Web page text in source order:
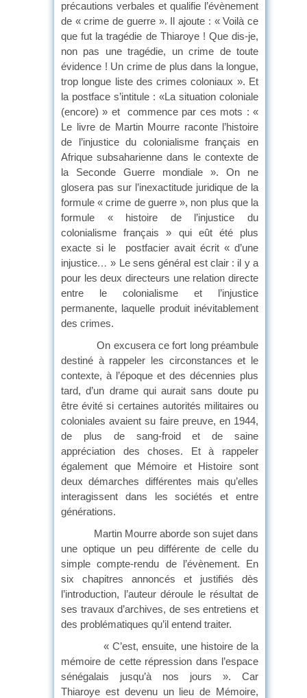
précautions verbales et qualifie l’évènement
de « crime de guerre ». Il ajoute : « Voilà ce
que fut la tragédie de Thiaroye ! Que dis-je,
non pas une tragédie, un crime de toute
évidence ! Un crime de plus dans la longue,
trop longue liste des crimes coloniaux ». Et
la postface s’intitule : «La situation coloniale
(encore) » et commence par ces mots : «
Le livre de Martin Mourre raconte l’histoire
de l’injustice du colonialisme français en
Afrique subsaharienne dans le contexte de
la Seconde Guerre mondiale ». On ne
glosera pas sur l’inexactitude juridique de la
formule « crime de guerre », non plus que la
formule « histoire de l’injustice du
colonialisme français » qui eût été plus
exacte si le postfacier avait écrit « d’une
injustice…» Le sens général est clair : il y a
pour les deux directeurs une relation directe
entre le colonialisme et l’injustice
permanente, laquelle produit inévitablement
des crimes.
On excusera ce fort long préambule
destiné à rappeler les circonstances et le
contexte, à l’époque et des décennies plus
tard, d’un drame qui aurait sans doute pu
être évité si certaines autorités militaires ou
coloniales avaient su faire preuve, en 1944,
de plus de sang-froid et de saine
appréciation des choses. Et à rappeler
également que Mémoire et Histoire sont
deux démarches différentes mais qu’elles
interagissent dans les sociétés et entre
générations.
Martin Mourre aborde son sujet dans
une optique un peu différente de celle du
simple compte-rendu de l’évènement. En
six chapitres annoncés et justifiés dès
l’introduction, l’auteur déroule le résultat de
ses travaux d’archives, de ses entretiens et
des problématiques qu’il entend traiter.
« C’est, ensuite, une histoire de la
mémoire de cette répression dans l’espace
sénégalais jusqu’à nos jours ». Car
Thiaroye est devenu un lieu de Mémoire,